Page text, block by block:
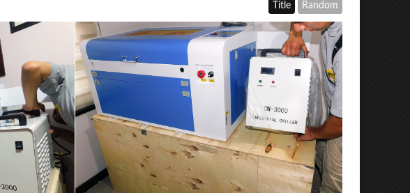
Title Random